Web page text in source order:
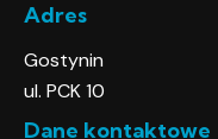
Adres
Gostynin
ul. PCK 10
Dane kontaktowe